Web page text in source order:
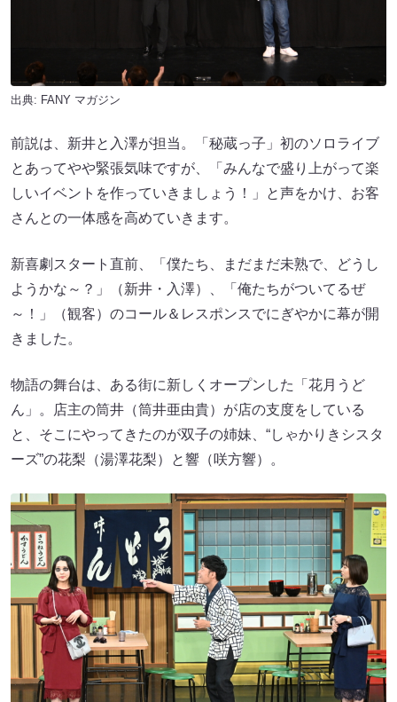
出典: FANY マガジン
前説は、新井と入澤が担当。「秘蔵っ子」初のソロライブ
とあってやや緊張気味ですが、「みんなで盛り上がって楽
しいイベントを作っていきましょう！」と声をかけ、お客
さんとの一体感を高めていきます。
新喜劇スタート直前、「僕たち、まだまだ未熟で、どうし
ようかな～？」（新井・入澤）、「俺たちがついてるぜ
～！」（観客）のコール＆レスポンスでにぎやかに幕が開
きました。
物語の舞台は、ある街に新しくオープンした「花月うど
ん」。店主の筒井（筒井亜由貴）が店の支度をしている
と、そこにやってきたのが双子の姉妹、“しゃかりきシスタ
ーズ”の花梨（湯澤花梨）と響（咲方響）。